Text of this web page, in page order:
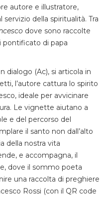
autore e illustratore,
della spiritualità. Tra
dove sono raccolte
pontificato di papa
dialogo (Ac), si articola in
l’autore cattura lo spirito
ideale per avvicinare
Le vignette aiutano a
e del percorso del
il santo non dall’alto
della nostra vita
e accompagna, il
dove il sommo poeta
una raccolta di preghiere
Rossi (con il QR code